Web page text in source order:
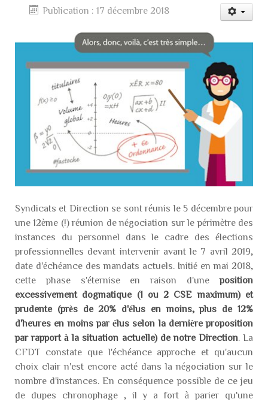
Publication : 17 décembre 2018
Syndicats et Direction se sont réunis le 5 décembre pour
une 12ème (!) réunion de négociation sur le périmètre des
instances du personnel dans le cadre des élections
professionnelles devant intervenir avant le 7 avril 2019,
date d'échéance des mandats actuels. Initié en mai 2018,
cette phase s'éternise en raison d'uneposition
excessivement dogmatique (1 ou 2 CSE maximum) et
prudente (près de 20% d'élus en moins, plus de 12%
d'heures en moins par élus selon la dernière proposition
par rapport à la situation actuelle) de notre Direction. La
CFDT constate que l'échéance approche et qu'aucun
choix clair n'est encore acté dans la négociation sur le
nombre d'instances. En conséquence possible de ce jeu
de dupes chronophage , il y a fort à parier qu'une